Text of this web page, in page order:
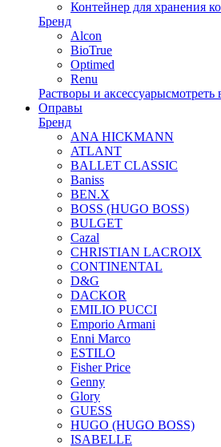
Контейнер для хранения
Бренд
Alcon
BioTrue
Optimed
Renu
Растворы и аксессуарысмотреть
Оправы
Бренд
ANA HICKMANN
ATLANT
BALLET CLASSIC
Baniss
BEN.X
BOSS (HUGO BOSS)
BULGET
Cazal
CHRISTIAN LACROIX
CONTINENTAL
D&G
DACKOR
EMILIO PUCCI
Emporio Armani
Enni Marco
ESTILO
Fisher Price
Genny
Glory
GUESS
HUGO (HUGO BOSS)
ISABELLE